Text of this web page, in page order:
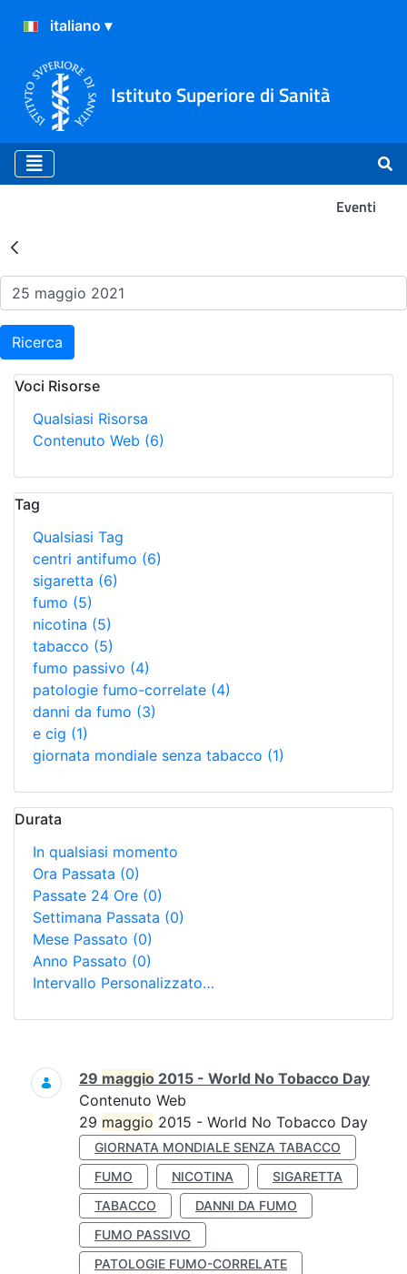
Istituto Superiore di Sanità
Eventi
Risultati della Ricerca -
Ricerca
Voci Risorse
Qualsiasi Risorsa
Contenuto Web (6)
Tag
Qualsiasi Tag
centri antifumo (6)
sigaretta (6)
fumo (5)
nicotina (5)
tabacco (5)
fumo passivo (4)
patologie fumo-correlate (4)
danni da fumo (3)
e cig (1)
giornata mondiale senza tabacco (1)
Durata
In qualsiasi momento
Ora Passata (0)
Passate 24 Ore (0)
Settimana Passata (0)
Mese Passato (0)
Anno Passato (0)
Intervallo Personalizzato…
Ricerca
29 maggio 2015 - World No Tobacco Day
Contenuto Web
29 maggio 2015 - World No Tobacco Day
GIORNATA MONDIALE SENZA TABACCO
FUMO
NICOTINA
SIGARETTA
TABACCO
DANNI DA FUMO
FUMO PASSIVO
PATOLOGIE FUMO-CORRELATE